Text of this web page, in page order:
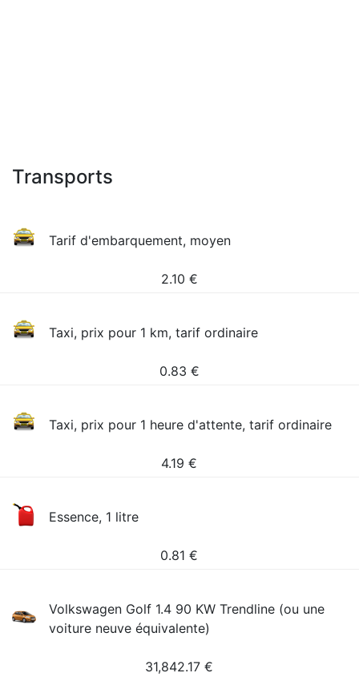
Transports
Tarif d'embarquement, moyen
2.10 €
Taxi, prix pour 1 km, tarif ordinaire
0.83 €
Taxi, prix pour 1 heure d'attente, tarif ordinaire
4.19 €
Essence, 1 litre
0.81 €
Volkswagen Golf 1.4 90 KW Trendline (ou une
voiture neuve équivalente)
31,842.17 €